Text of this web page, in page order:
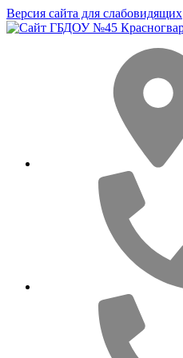
Версия сайта для слабовидящих